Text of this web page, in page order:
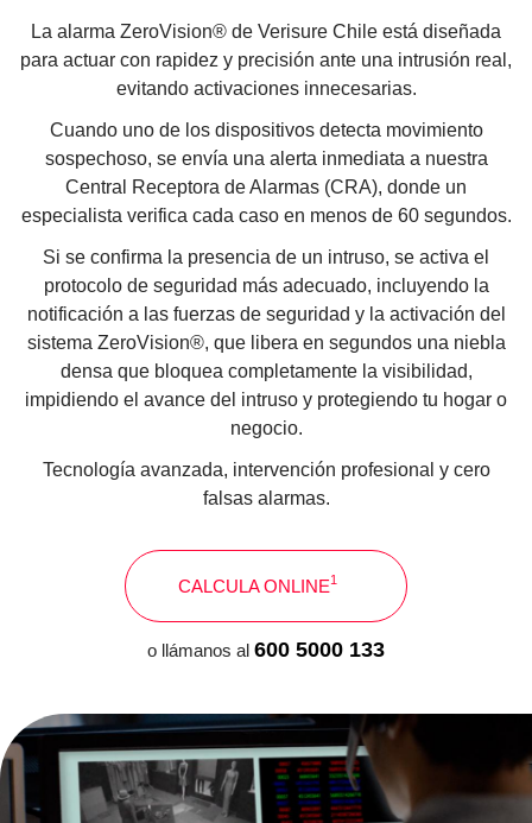
La alarma ZeroVision® de Verisure Chile está diseñada
para actuar con rapidez y precisión ante una intrusión real,
evitando activaciones innecesarias.
Cuando uno de los dispositivos detecta movimiento
sospechoso, se envía una alerta inmediata a nuestra
Central Receptora de Alarmas (CRA), donde un
especialista verifica cada caso en menos de 60 segundos.
Si se confirma la presencia de un intruso, se activa el
protocolo de seguridad más adecuado, incluyendo la
notificación a las fuerzas de seguridad y la activación del
sistema ZeroVision®, que libera en segundos una niebla
densa que bloquea completamente la visibilidad,
impidiendo el avance del intruso y protegiendo tu hogar o
negocio.
Tecnología avanzada, intervención profesional y cero
falsas alarmas.
CALCULA ONLINE1
o llámanos al 600 5000 133